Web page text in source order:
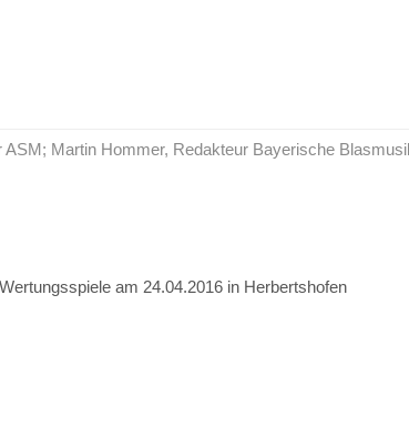
Martin Hommer, Redakteur Bayerische
am 24.04.2016 in Herbertshofen